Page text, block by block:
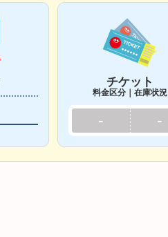
チケット
料金区分｜在庫状況
- -